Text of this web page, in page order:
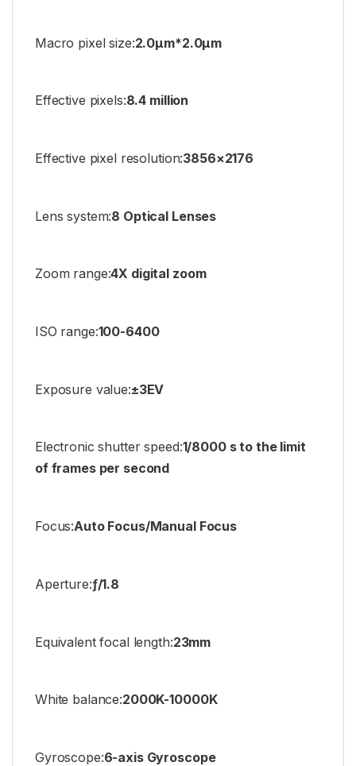
Macro pixel size:2.0μm*2.0μm
Effective pixels:8.4 million
Effective pixel resolution:3856×2176
Lens system:8 Optical Lenses
Zoom range:4X digital zoom
ISO range:100-6400
Exposure value:±3EV
Electronic shutter speed:1/8000 s to the limit
of frames per second
Focus:Auto Focus/Manual Focus
Aperture:ƒ/1.8
Equivalent focal length:23mm
White balance:2000K-10000K
Gyroscope:6-axis Gyroscope